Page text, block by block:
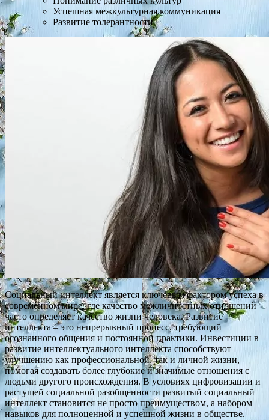
Успешная межкультурная коммуникация
Развитие толерантности
Социальный интеллект является ключевым фактором успеха в
современном мире, где качество межличностных отношений
часто определяет качество жизни человека. Развитие
интеллекта – это непрерывный процесс, требующий
осознанного общения и постоянной практики. Инвестиции в
развитие интеллектуального интеллекта способствуют
улучшению как профессиональной, так и личной жизни,
помогая создавать более глубокие и значимые отношения с
людьми другого происхождения. В условиях цифровизации и
растущей социальной разобщенности развитый социальный
интеллект становится не просто преимуществом, а набором
навыков для полноценной и успешной жизни в обществе.